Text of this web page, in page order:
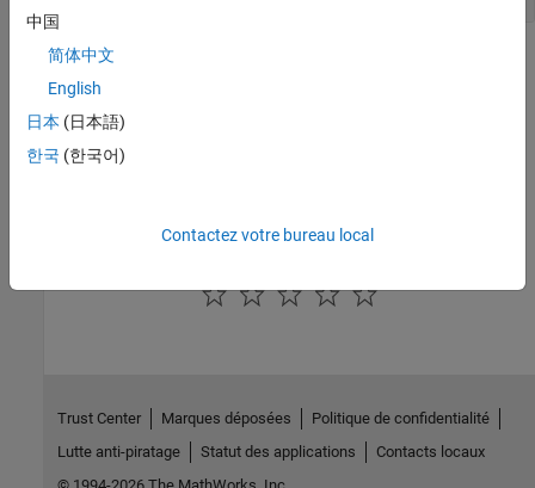
Version History
See Also
中国
简体中文
English
日本 (日本語)
한국 (한국어)
Contactez votre bureau local
Trust Center Marques déposées
Politique de confidentialité
Lutte anti-piratage
Statut des applications
Contacts locaux